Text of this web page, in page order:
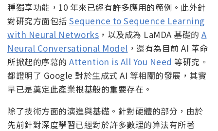
種獨享功能，10 年來已經有許多應用的範例。此外針
對研究方面包括 Sequence to Sequence Learning
with Neural Networks ，以及成為 LaMDA 基礎的 A
Neural Conversational Model ，還有為目前 AI 革命
所掀起的序幕的 Attention is All You Need 等研究。
都證明了 Google 對於生成式 AI 等相關的發展，其實
早已是奠定此產業根基般的重要存在。
除了技術方面的演進與基礎。針對硬體的部分，由於
先前針對深度學習已經對於許多數理的算法有所著